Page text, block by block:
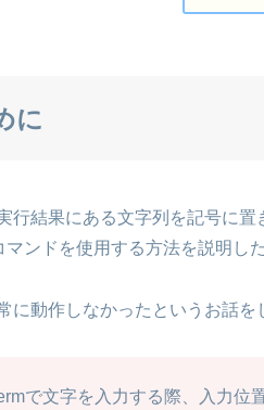
に
行結果にある文字列を記号に
マンドを使用する方法を説明し
に動作しなかったというお話
で文字を入力する際、入力位